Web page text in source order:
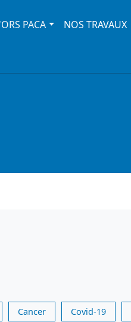
PACA NOS TRAVAUX
Cancer Covid-19